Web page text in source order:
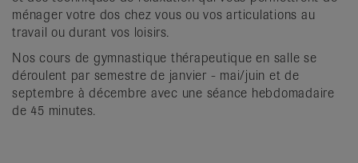
ménager votre dos chez vous ou vos articulations au
travail ou durant vos loisirs.
Nos cours de gymnastique thérapeutique en salle se
déroulent par semestre de janvier - mai/juin et de
septembre à décembre avec une séance hebdomadaire
de 45 minutes.